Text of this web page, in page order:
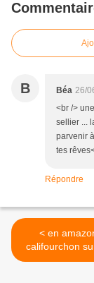
B Béa 26/
<br />
sellier ...
parvenir
tes
Répondre
< en amazone ou à
califourchon